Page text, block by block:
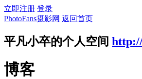
立即注册 登录
PhotoFans摄影网 返回首页
平凡小卒的个人空间
博客